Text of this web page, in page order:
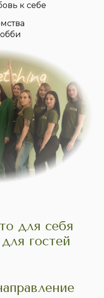
к себе
для себя
гостей